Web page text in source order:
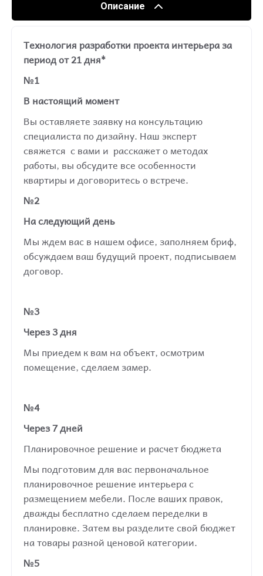
Описание
Технология разработки проекта интерьера за
период от 21 дня*
№1
В настоящий момент
Вы оставляете заявку на консультацию
специалиста по дизайну. Наш эксперт
свяжется с вами и расскажет о методах
работы, вы обсудите все особенности
квартиры и договоритесь о встрече.
№2
На следующий день
Мы ждем вас в нашем офисе, заполняем бриф,
обсуждаем ваш будущий проект, подписываем
договор.
№3
Через 3 дня
Мы приедем к вам на объект, осмотрим
помещение, сделаем замер.
№4
Через 7 дней
Планировочное решение и расчет бюджета
Мы подготовим для вас первоначальное
планировочное решение интерьера с
размещением мебели. После ваших правок,
дважды бесплатно сделаем переделки в
планировке. Затем вы разделите свой бюджет
на товары разной ценовой категории.
№5